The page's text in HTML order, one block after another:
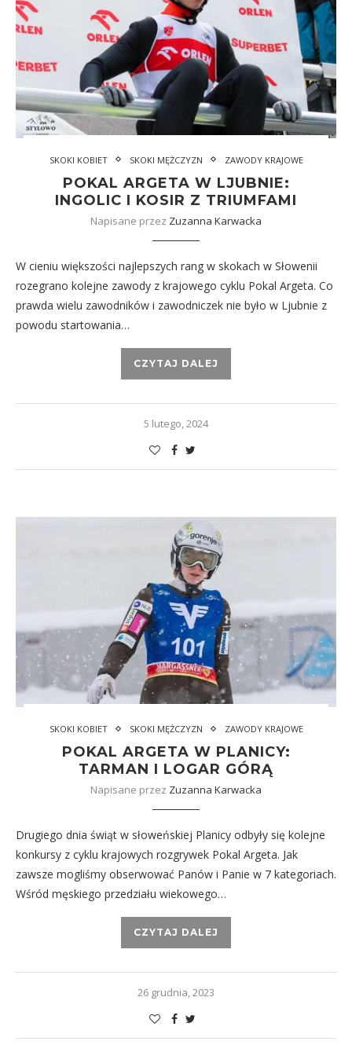
SKOKI KOBIET SKOKI MĘŻCZYZN ZAWODY KRAJOWE
POKAL ARGETA W LJUBNIE:
INGOLIC I KOSIR Z TRIUMFAMI
Napisane przez Zuzanna Karwacka
W cieniu większości najlepszych rang w skokach w Słowenii
rozegrano kolejne zawody z krajowego cyklu Pokal Argeta. Co
prawda wielu zawodników i zawodniczek nie było w Ljubnie z
powodu startowania…
CZYTAJ DALEJ
5 lutego, 2024
SKOKI KOBIET SKOKI MĘŻCZYZN ZAWODY KRAJOWE
POKAL ARGETA W PLANICY:
TARMAN I LOGAR GÓRĄ
Napisane przez Zuzanna Karwacka
Drugiego dnia świąt w słoweńskiej Planicy odbyły się kolejne
konkursy z cyklu krajowych rozgrywek Pokal Argeta. Jak
zawsze mogliśmy obserwować Panów i Panie w 7 kategoriach.
Wśród męskiego przedziału wiekowego…
CZYTAJ DALEJ
26 grudnia, 2023